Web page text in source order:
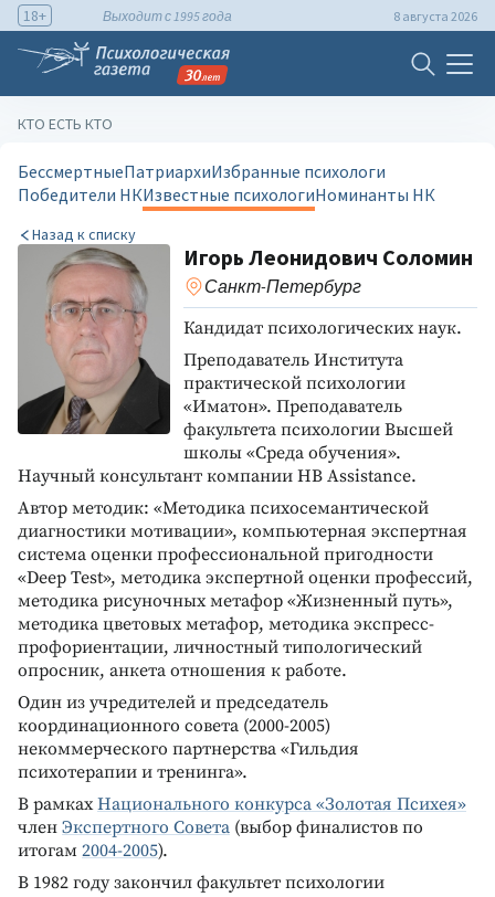
18+ Выходит с 1995 года 8 августа 2026
КТО ЕСТЬ КТО
БессмертныеПатриархиИзбранные психологи
Победители НКИзвестные психологиНоминанты НК
Назад к списку
Игорь Леонидович Соломин
Санкт-Петербург
Кандидат психологических наук.
Преподаватель Института
практической психологии
«Иматон». Преподаватель
факультета психологии Высшей
школы «Среда обучения».
Научный консультант компании HB Assistance.
Автор методик: «Методика психосемантической
диагностики мотивации», компьютерная экспертная
система оценки профессиональной пригодности
«Deep Test», методика экспертной оценки профессий,
методика рисуночных метафор «Жизненный путь»,
методика цветовых метафор, методика экспресс-
профориентации, личностный типологический
опросник, анкета отношения к работе.
Один из учредителей и председатель
координационного совета (2000-2005)
некоммерческого партнерства «Гильдия
психотерапии и тренинга».
В рамкахНационального конкурса «Золотая Психея»
член Экспертного Совета (выбор финалистов по
итогам 2004-2005).
В 1982 году закончил факультет психологии